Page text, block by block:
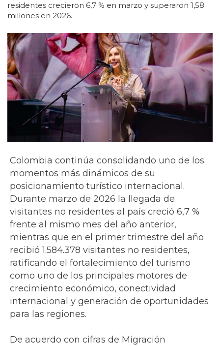
residentes crecieron 6,7 % en marzo y superaron 1,58
millones en 2026.
Colombia continúa consolidando uno de los
momentos más dinámicos de su
posicionamiento turístico internacional.
Durante marzo de 2026 la llegada de
visitantes no residentes al país creció 6,7 %
frente al mismo mes del año anterior,
mientras que en el primer trimestre del año
recibió 1.584.378 visitantes no residentes,
ratificando el fortalecimiento del turismo
como uno de los principales motores de
crecimiento económico, conectividad
internacional y generación de oportunidades
para las regiones.
De acuerdo con cifras de Migración